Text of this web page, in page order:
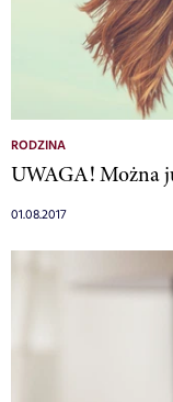
RODZINA
UWAGA! Można
01.08.2017